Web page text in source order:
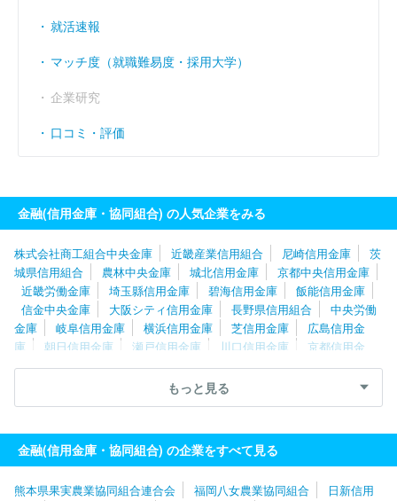
就活速報
マッチ度（就職難易度・採用大学）
企業研究
口コミ・評価
金融(信用金庫・協同組合) の人気企業をみる
株式会社商工組合中央金庫 近畿産業信用組合 尼崎信用金庫
茨
城県信用組合
農林中央金庫 城北信用金庫
京都中央信用金庫
近畿労働金庫
埼玉縣信用金庫 碧海信用金庫
飯能信用金庫
信金中央金庫
大阪シティ信用金庫 長野県信用組合
中央労働
金庫
岐阜信用金庫 横浜信用金庫 芝信用金庫
広島信用金
庫
朝日信用金庫 瀬戸信用金庫 川口信用金庫
京都信用金
庫
九州労働金庫 静清信用金庫 高知信用金庫
愛媛信用金
とぴあ浜松農業協同組合 日新信用金庫
もっと見る
金融(信用金庫・協同組合) の企業をすべて見る
熊本県果実農業協同組合連合会 福岡八女農業協同組合
日新信用